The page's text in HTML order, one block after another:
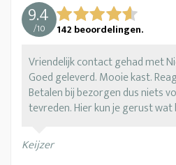
9.4
/10 142 beoordelingen.
Vriendelijk contact gehad met
Goed geleverd. Mooie kast.
Betalen bij bezorgen dus niets
tevreden. Hier kun je gerust wat
Keijzer